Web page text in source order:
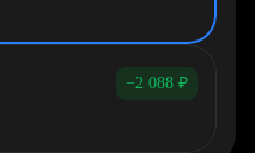
−2 088 ₽